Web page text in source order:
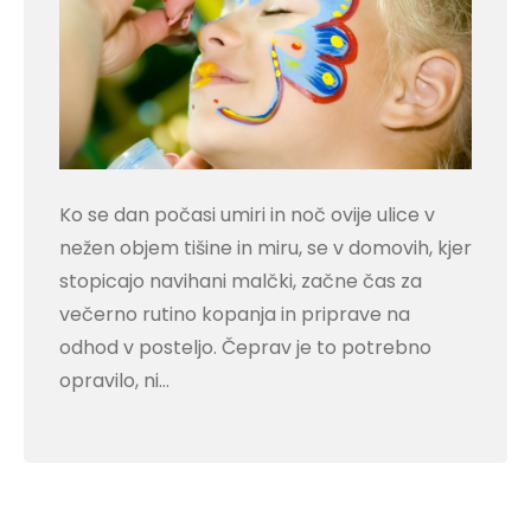
Ko se dan počasi umiri in noč ovije ulice v
nežen objem tišine in miru, se v domovih, kjer
stopicajo navihani malčki, začne čas za
večerno rutino kopanja in priprave na
odhod v posteljo. Čeprav je to potrebno
opravilo, ni…